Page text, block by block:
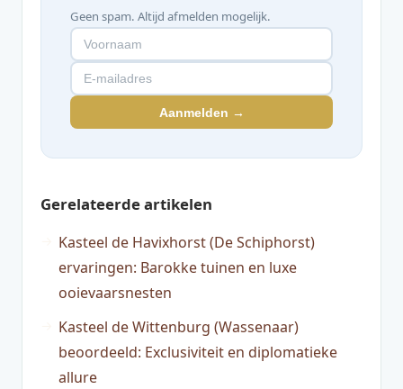
Geen spam. Altijd afmelden mogelijk.
Aanmelden →
Gerelateerde artikelen
Kasteel de Havixhorst (De Schiphorst)
ervaringen: Barokke tuinen en luxe
ooievaarsnesten
Kasteel de Wittenburg (Wassenaar)
beoordeeld: Exclusiviteit en diplomatieke
allure